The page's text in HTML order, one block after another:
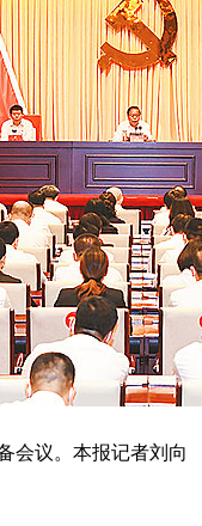
会议。本报记者刘向